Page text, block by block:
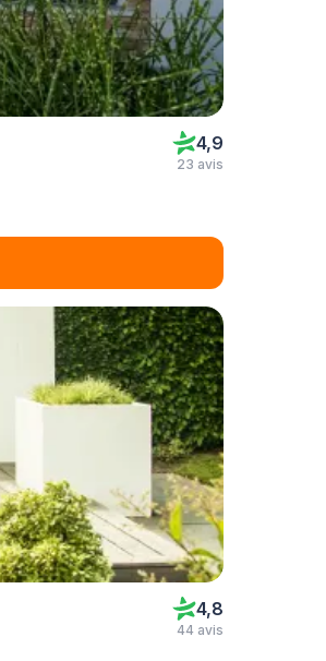
4,9
23 avis
4,8
44 avis